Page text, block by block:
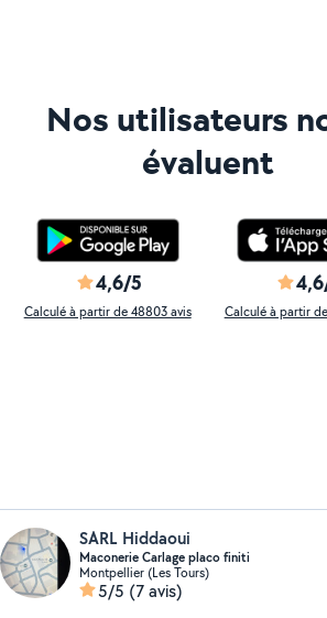
Nos utilisateurs
évaluent
4,6/5
Calculé à partir de 48803 avis Calculé à partir
SARL Hiddaoui
Maconerie Carlage placo finiti
Montpellier (Les Tours)
5/5 (7 avis)